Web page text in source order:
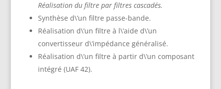
Réalisation du filtre par filtres cascadés.
Synthèse d\’un filtre passe-bande.
Réalisation d\’un filtre à l\’aide d\’un
convertisseur d\’impédance généralisé.
Réalisation d\’un filtre à partir d\’un composant
intégré (UAF 42).